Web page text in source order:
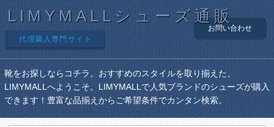
LIMYMALLシューズ通販
代理購入専門サイト
お問い合わせ
靴をお探しならコチラ。おすすめのスタイルを取り揃えた、
LIMYMALLへようこそ。LIMYMALLで人気ブランドのシューズが購入
できます！豊富な品揃えからご希望条件でカンタン検索。